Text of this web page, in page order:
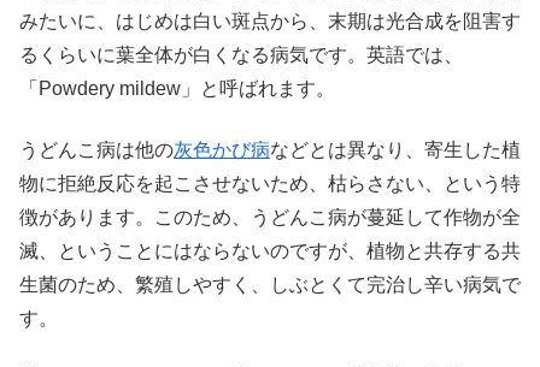
みたいに、はじめは白い斑点から、末期は光合成を阻害す
るくらいに葉全体が白くなる病気です。英語では、
「Powdery mildew」と呼ばれます。
うどんこ病は他の灰色かび病などとは異なり、寄生した植
物に拒絶反応を起こさせないため、枯らさない、という特
徴があります。このため、うどんこ病が蔓延して作物が全
滅、ということにはならないのですが、植物と共存する共
生菌のため、繁殖しやすく、しぶとくて完治し辛い病気で
す。